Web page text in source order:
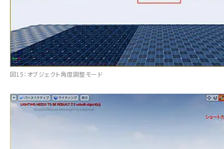
図15：オブジェクト角度調整モード